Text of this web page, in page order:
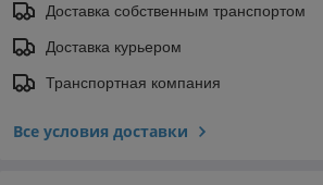
Доставка собственным транспортом
Доставка курьером
Транспортная компания
Все условия доставки